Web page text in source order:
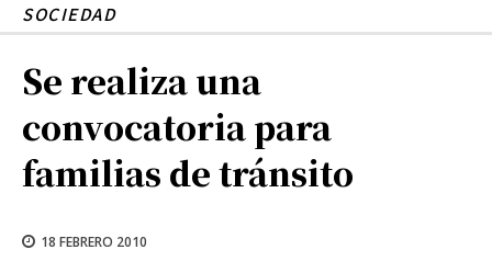
SOCIEDAD
Se realiza una
convocatoria para
familias de tránsito
18 FEBRERO 2010